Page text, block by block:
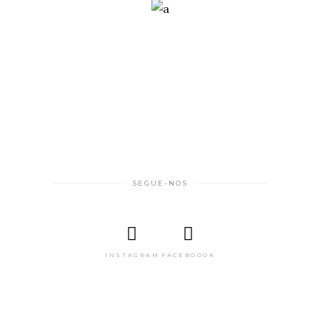
SEGUE-NOS
INSTAGRAM FACEBOOOK